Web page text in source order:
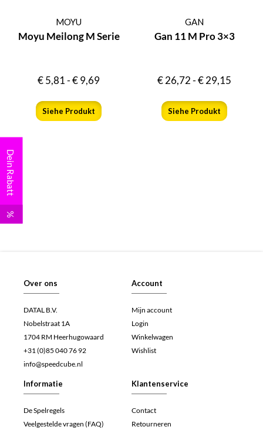
MOYU
Moyu Meilong M Serie
€5,81-€9,69
Siehe Produkt
GAN
Gan 11 M Pro 3×3
€26,72-€29,15
Siehe Produkt
Over ons
DATAL B.V.
Nobelstraat 1A
1704 RM Heerhugowaard
+31 (0)85 040 76 92
info@speedcube.nl
Account
Mijn account
Login
Winkelwagen
Wishlist
Informatie
De Spelregels
Veelgestelde vragen (FAQ)
Klantenservice
Contact
Retourneren
Dein Rabatt
%